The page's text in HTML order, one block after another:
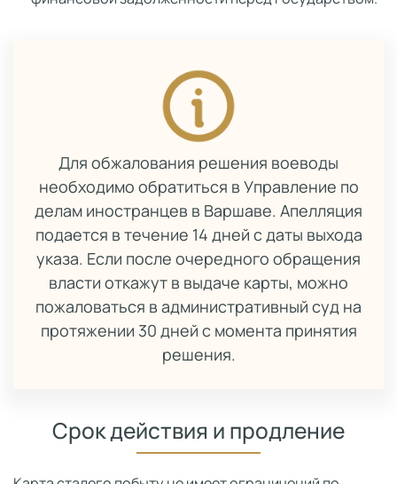
Для обжалования решения воеводы
необходимо обратиться в Управление по
делам иностранцев в Варшаве. Апелляция
подается в течение 14 дней с даты выхода
указа. Если после очередного обращения
власти откажут в выдаче карты, можно
пожаловаться в административный суд на
протяжении 30 дней с момента принятия
решения.
Срок действия и продление